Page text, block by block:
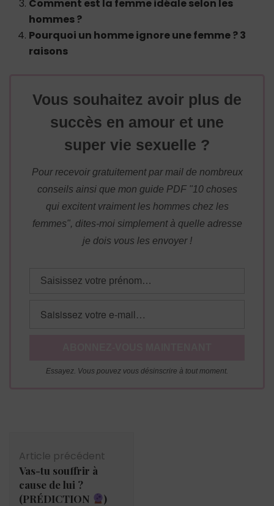
Comment est la femme idéale selon les
hommes ?
Pourquoi un homme ignore une femme ? 3
raisons
Vous souhaitez avoir plus de
succès en amour et une
super vie sexuelle ?
Pour recevoir gratuitement par mail de nombreux
conseils ainsi que mon guide PDF "10 choses
qui excitent vraiment les hommes chez les
femmes", dites-moi simplement à quelle adresse
je dois vous les envoyer !
Essayez. Vous pouvez vous désinscrire à tout moment.
d'article
Article précédent
Vas-tu souffrir à
cause de lui ?
(PRÉDICTION
)